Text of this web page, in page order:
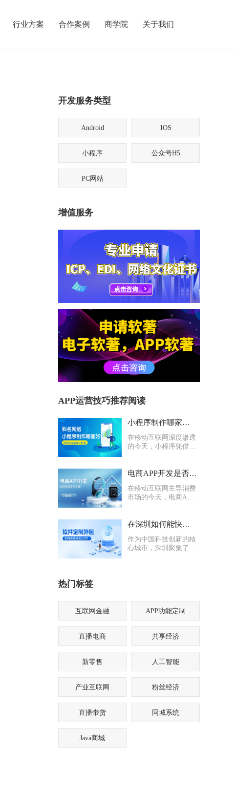
行业方案 合作案例 商学院 关于我们
开发服务类型
Android IOS
小程序 公众号H5
PC网站
增值服务
APP运营技巧推荐阅读
小程序制作哪家好？科名网络用专业筑牢企业数字化根基
在移动互联网深度渗透
的今天，小程序凭借轻
打通线上渠道、沉淀私
论是初创商户还是成熟
企业，都纷纷布局小程
电商APP开发是否要多做营销功能
在移动互联网主导消费
市场的今天，电商APP
体。不少企业在开发电
个两难困境：电商APP
开发是否要多做营销功
在深圳如何能快速找到一家优质的软件定制外包公司
作为中国科技创新的核
心城市，深圳聚集了海
司时，常常陷入“选择
热门标签
互联网金融 APP功能定制
直播电商 共享经济
新零售 人工智能
产业互联网 粉丝经济
直播带货 同城系统
Java商城